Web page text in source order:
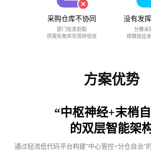
采购仓库不协同
部门信息割裂
供需失衡库存周转低效
没有发
分散采
规模效应
方案优势
“中枢神经+末梢
的双层智能架
通过轻流低代码平台构建"中心管控+分仓自治"